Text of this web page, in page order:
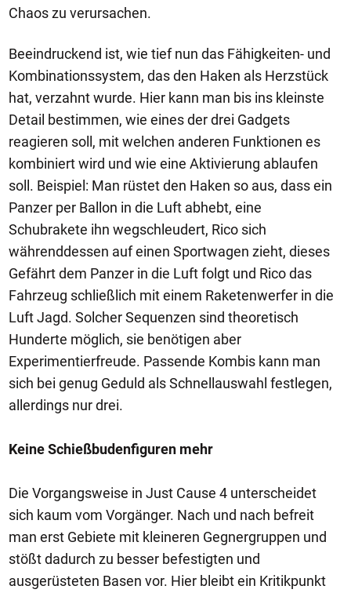
Chaos zu verursachen.
Beeindruckend ist, wie tief nun das Fähigkeiten- und
Kombinationssystem, das den Haken als Herzstück
hat, verzahnt wurde. Hier kann man bis ins kleinste
Detail bestimmen, wie eines der drei Gadgets
reagieren soll, mit welchen anderen Funktionen es
kombiniert wird und wie eine Aktivierung ablaufen
soll. Beispiel: Man rüstet den Haken so aus, dass ein
Panzer per Ballon in die Luft abhebt, eine
Schubrakete ihn wegschleudert, Rico sich
währenddessen auf einen Sportwagen zieht, dieses
Gefährt dem Panzer in die Luft folgt und Rico das
Fahrzeug schließlich mit einem Raketenwerfer in die
Luft Jagd. Solcher Sequenzen sind theoretisch
Hunderte möglich, sie benötigen aber
Experimentierfreude. Passende Kombis kann man
sich bei genug Geduld als Schnellauswahl festlegen,
allerdings nur drei.
Keine Schießbudenfiguren mehr
Die Vorgangsweise in Just Cause 4 unterscheidet
sich kaum vom Vorgänger. Nach und nach befreit
man erst Gebiete mit kleineren Gegnergruppen und
stößt dadurch zu besser befestigten und
ausgerüsteten Basen vor. Hier bleibt ein Kritikpunkt